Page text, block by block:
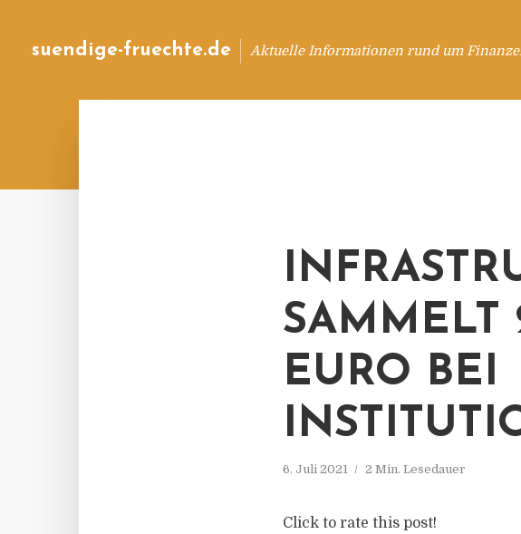
suendige-fruechte.de Aktuelle Informationen rund um
SAMMELT
EURO BEI
6. Juli 2021 2 Min. Lesedauer
Click to rate this post!